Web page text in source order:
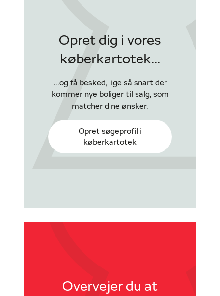
Opret dig i vores
køberkartotek...
...og få besked, lige så snart der
kommer nye boliger til salg, som
matcher dine ønsker.
Opret søgeprofil i
køberkartotek
Overvejer du at